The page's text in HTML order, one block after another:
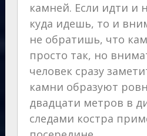
камней. Если идти и
куда идешь, то и
не обратишь, что
просто так, но
человек сразу
камни образуют
двадцати метров в
следами костра